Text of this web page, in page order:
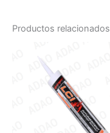
Productos relacionados